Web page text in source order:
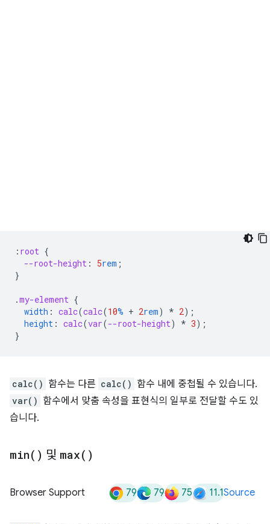
: root {
--root-height : 5rem ;
}
.my-element {
width : calc(calc(10% + 2rem) * 2);
height : calc(var(--root-height) * 3);
}
calc() 함수는 다른 calc() 함수 내에 중첩될 수 있습니다.
var() 함수에서 맞춤 속성을 표현식의 일부로 전달할 수도 있
습니다.
min( ) 및 max( )
Browser Support 79 79 75 11.1Source